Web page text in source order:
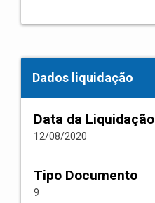
Dados liquidação
Data da Liquidação
12/08/2020
Tipo Documento
9